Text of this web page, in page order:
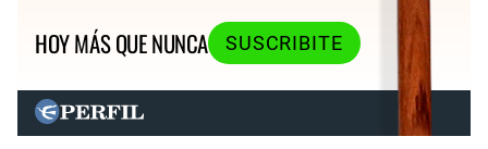
HOY MÁS QUE NUNCA
SUSCRIBITE